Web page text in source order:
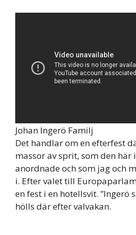
Johan Ingerö Familj
Det handlar om en efterfest
massor av sprit, som den här
anordnade och som jag och
i. Efter valet till
en fest i en hotellsvit. ”Ingerö
hölls där efter valvakan.